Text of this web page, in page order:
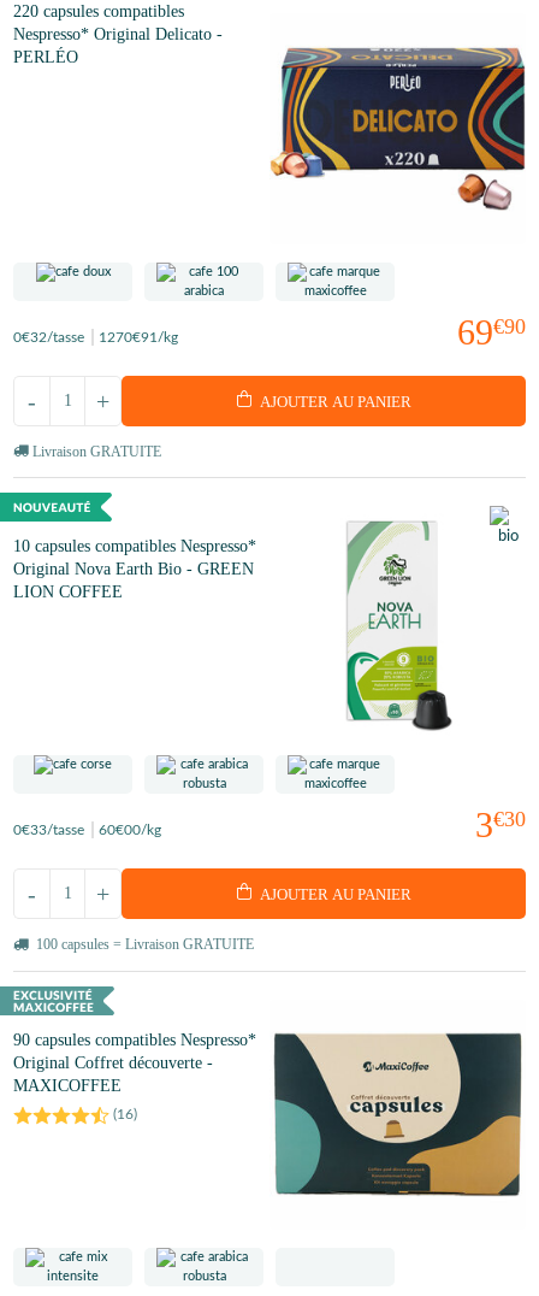
220 capsules compatibles
Nespresso* Original Delicato -
PERLÉO
69€90
0€32/tasse 1270€91 /kg
+
- AJOUTER AU PANIER
Livraison GRATUITE
10 capsules compatibles Nespresso*
Original Nova Earth Bio - GREEN
LION COFFEE
3€30
0€33/tasse 60€00/kg
+
- AJOUTER AU PANIER
100 capsules = Livraison GRATUITE
90 capsules compatibles Nespresso*
Original Coffret découverte -
MAXICOFFEE
(16)